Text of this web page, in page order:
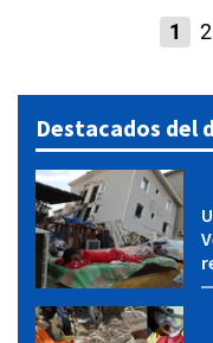
1 2
Destacados del